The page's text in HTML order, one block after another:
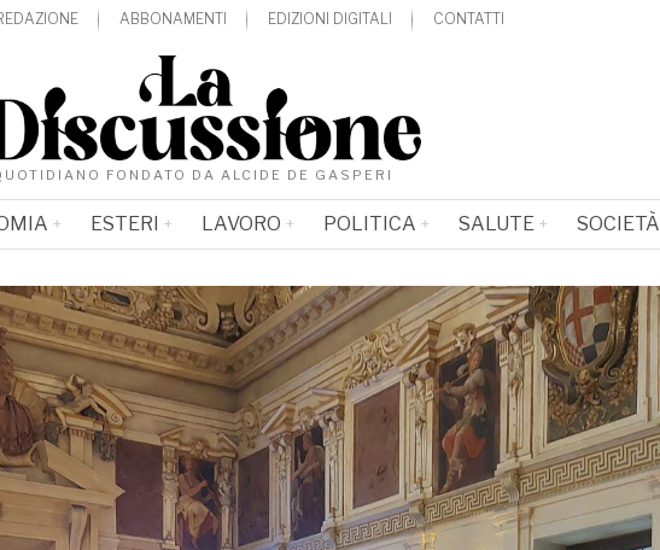
ABBONAMENTI EDIZIONI DIGITALI CONTATTI
FONDATO DA ALCIDE DE GASPERI
ESTERI LAVORO POLITICA SALUTE SOCIETÀ